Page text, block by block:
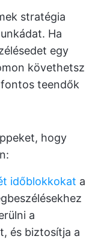
stratégia
Ha
egy
követhetsz
teendők
hogy
időblokkokat a
a
és biztosítja a